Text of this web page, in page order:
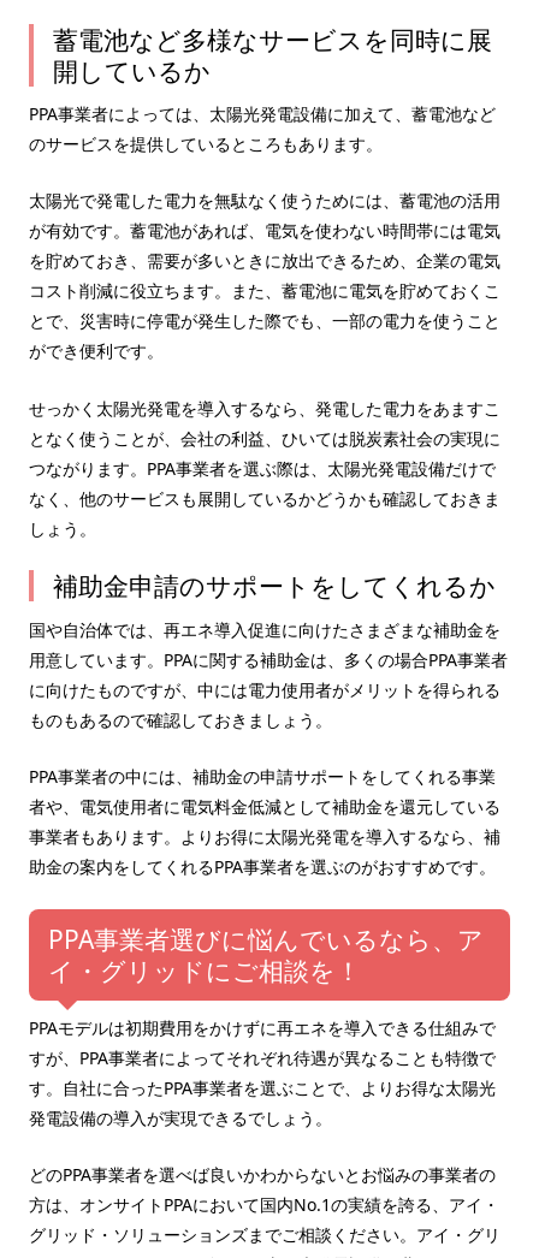
蓄電池など多様なサービスを同時に展
開しているか
PPA事業者によっては、太陽光発電設備に加えて、蓄電池など
のサービスを提供しているところもあります。
太陽光で発電した電力を無駄なく使うためには、蓄電池の活用
が有効です。蓄電池があれば、電気を使わない時間帯には電気
を貯めておき、需要が多いときに放出できるため、企業の電気
コスト削減に役立ちます。また、蓄電池に電気を貯めておくこ
とで、災害時に停電が発生した際でも、一部の電力を使うこと
ができ便利です。
せっかく太陽光発電を導入するなら、発電した電力をあますこ
となく使うことが、会社の利益、ひいては脱炭素社会の実現に
つながります。PPA事業者を選ぶ際は、太陽光発電設備だけで
なく、他のサービスも展開しているかどうかも確認しておきま
しょう。
補助金申請のサポートをしてくれるか
国や自治体では、再エネ導入促進に向けたさまざまな補助金を
用意しています。PPAに関する補助金は、多くの場合PPA事業者
に向けたものですが、中には電力使用者がメリットを得られる
ものもあるので確認しておきましょう。
PPA事業者の中には、補助金の申請サポートをしてくれる事業
者や、電気使用者に電気料金低減として補助金を還元している
事業者もあります。よりお得に太陽光発電を導入するなら、補
助金の案内をしてくれるPPA事業者を選ぶのがおすすめです。
PPA事業者選びに悩んでいるなら、ア
イ・グリッドにご相談を！
PPAモデルは初期費用をかけずに再エネを導入できる仕組みで
すが、PPA事業者によってそれぞれ待遇が異なることも特徴で
す。自社に合ったPPA事業者を選ぶことで、よりお得な太陽光
発電設備の導入が実現できるでしょう。
どのPPA事業者を選べば良いかわからないとお悩みの事業者の
方は、オンサイトPPAにおいて国内No.1の実績を誇る、アイ・
グリッド・ソリューションズまでご相談ください。アイ・グリ